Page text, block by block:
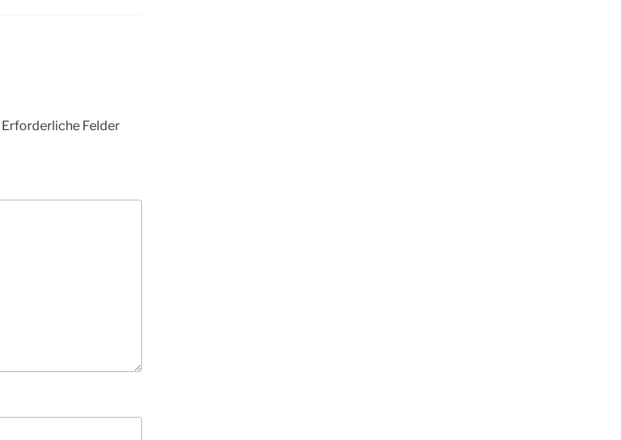
Erforderliche Felder